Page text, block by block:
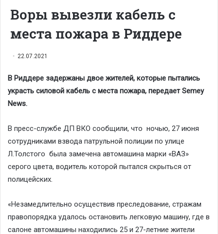
Воры вывезли кабель с
места пожара в Риддере
22.07.2021
В Риддере задержаны двое жителей, которые пытались
украсть силовой кабель с места пожара, передает Semey
News.
В пресс-службе ДП ВКО сообщили, что ночью, 27 июня
сотрудниками взвода патрульной полиции по улице
Л.Толстого была замечена автомашина марки «ВАЗ»
серого цвета, водитель которой пытался скрыться от
полицейских.
«Незамедлительно осуществив преследование, стражам
правопорядка удалось остановить легковую машину, где в
салоне автомашины находились 25 и 27-летние жители